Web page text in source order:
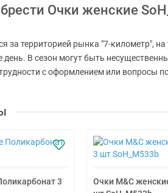
Очки женские
за территорией рынка "7-километр",
день. В сезон могут быть
с оформлением или вопросы
3
Очки M&C